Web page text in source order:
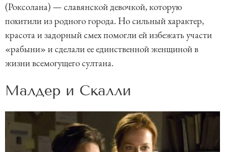
(Роксолана) — славянской девочкой, которую
похитили из родного города. Но сильный характер,
красота и задорный смех помогли ей избежать участи
«рабыни» и сделали ее единственной женщиной в
жизни всемогущего султана.
Малдер и Скалли